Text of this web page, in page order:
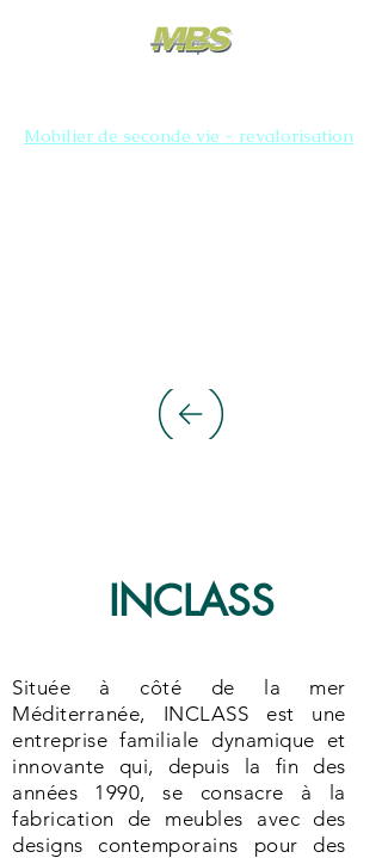
Mobilier de seconde vie - revalorisation
INCLASS
Située à côté de la mer
Méditerranée, INCLASS est une
entreprise familiale dynamique et
innovante qui, depuis la fin des
années 1990, se consacre à la
fabrication de meubles avec des
designs contemporains pour des